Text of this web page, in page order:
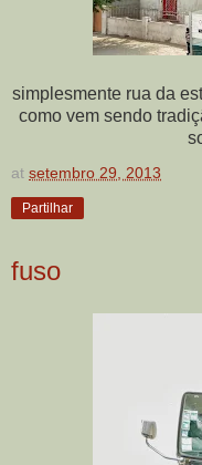
simplesmente rua da
como vem sendo
at setembro 29, 2013
Partilhar
fuso